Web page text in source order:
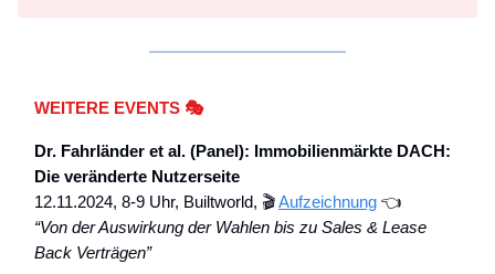
WEITERE EVENTS 🎭
Dr. Fahrländer et al. (Panel): Immobilienmärkte DACH:
Die veränderte Nutzerseite
12.11.2024, 8-9 Uhr, Builtworld, 🎬Aufzeichnung 👈
“Von der Auswirkung der Wahlen bis zu Sales & Lease
Back Verträgen”